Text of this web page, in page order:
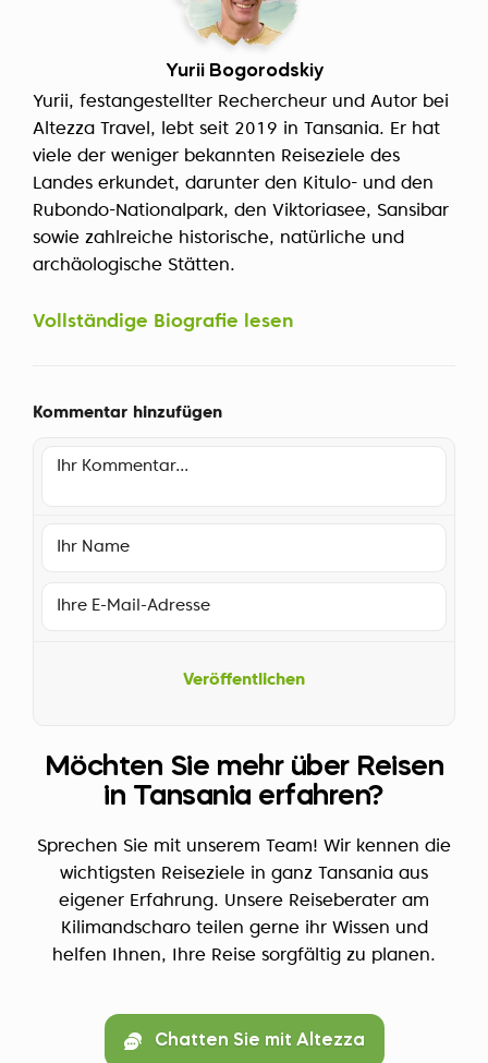
Yurii Bogorodskiy
Yurii, festangestellter Rechercheur und Autor bei
Altezza Travel, lebt seit 2019 in Tansania. Er hat
viele der weniger bekannten Reiseziele des
Landes erkundet, darunter den Kitulo- und den
Rubondo-Nationalpark, den Viktoriasee, Sansibar
sowie zahlreiche historische, natürliche und
archäologische Stätten.
Vollständige Biografie lesen
Kommentar hinzufügen
Veröffentlichen
Möchten Sie mehr über Reisen
in Tansania erfahren?
Sprechen Sie mit unserem Team! Wir kennen die
wichtigsten Reiseziele in ganz Tansania aus
eigener Erfahrung. Unsere Reiseberater am
Kilimandscharo teilen gerne ihr Wissen und
helfen Ihnen, Ihre Reise sorgfältig zu planen.
Chatten Sie mit Altezza